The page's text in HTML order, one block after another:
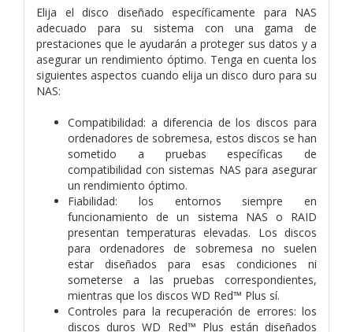
Elija el disco diseñado específicamente para NAS
adecuado para su sistema con una gama de
prestaciones que le ayudarán a proteger sus datos y a
asegurar un rendimiento óptimo. Tenga en cuenta los
siguientes aspectos cuando elija un disco duro para su
NAS:
Compatibilidad: a diferencia de los discos para
ordenadores de sobremesa, estos discos se han
sometido a pruebas específicas de
compatibilidad con sistemas NAS para asegurar
un rendimiento óptimo.
Fiabilidad: los entornos siempre en
funcionamiento de un sistema NAS o RAID
presentan temperaturas elevadas. Los discos
para ordenadores de sobremesa no suelen
estar diseñados para esas condiciones ni
someterse a las pruebas correspondientes,
mientras que los discos WD Red™ Plus sí.
Controles para la recuperación de errores: los
discos duros WD Red™ Plus están diseñados